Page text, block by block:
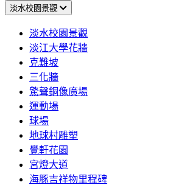
淡水校園景觀
淡水校園景觀
淡江大學花牆
克難坡
三化牆
驚聲銅像廣場
運動場
球場
地球村雕塑
覺軒花園
宮燈大道
海豚吉祥物里程碑